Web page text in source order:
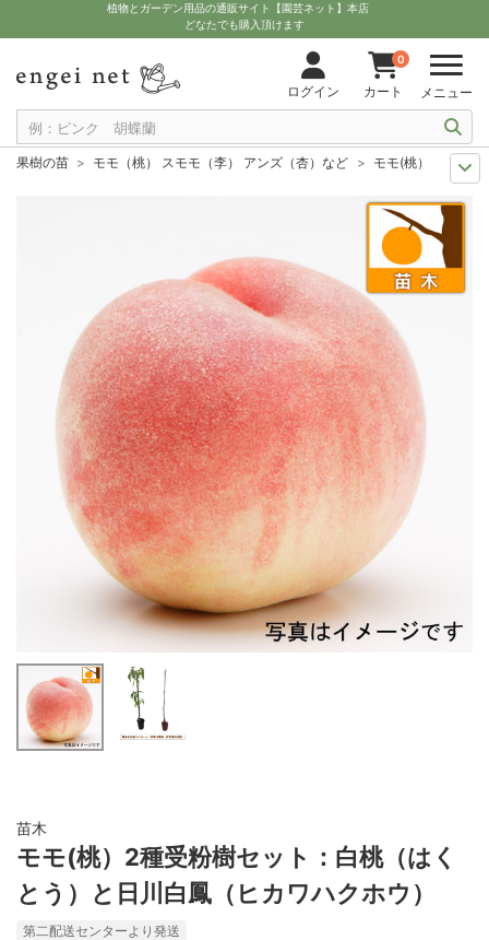
植物とガーデン用品の通販サイト【園芸ネット】本店
どなたでも購入頂けます
ログイン
0
カート メニュー
果樹の苗 モモ（桃） スモモ（李） アンズ（杏）など
モモ(桃）2種受粉
苗木
モモ(桃）2種受粉樹セット：白桃（はく
とう）と日川白鳳（ヒカワハクホウ）
第二配送センターより発送